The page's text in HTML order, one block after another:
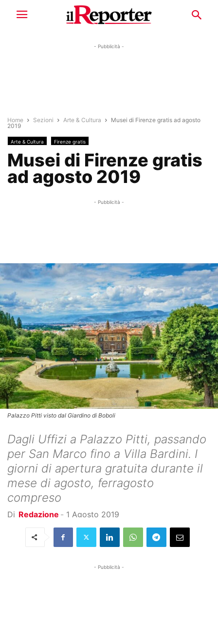
- Pubblicità -
Home Sezioni Arte & Cultura
Musei di Firenze gratis ad agosto
2019
Arte & Cultura Firenze gratis
Musei di Firenze gratis
ad agosto 2019
- Pubblicità -
Palazzo Pitti visto dal Giardino di Boboli
Dagli Uffizi a Palazzo Pitti, passando
per San Marco fino a Villa Bardini. I
giorni di apertura gratuita durante il
mese di agosto, ferragosto
compreso
Di Redazione - 1 Agosto 2019
- Pubblicità -